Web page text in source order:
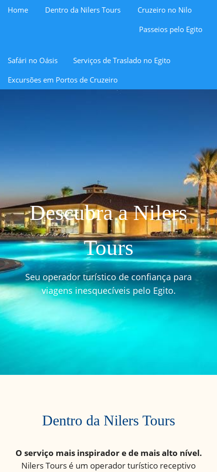
Home Dentro da Nilers Tours
Cruzeiro no Nilo
Passeios pelo Egito
Safári no Oásis
Serviços de Traslado no Egito
Excursões em Portos de Cruzeiro
Descubra a Nilers
Tours
Seu operador turístico de confiança para
viagens inesquecíveis pelo Egito.
Dentro da Nilers Tours
O serviço mais inspirador e de mais alto nível.
Nilers Tours é um operador turístico receptivo